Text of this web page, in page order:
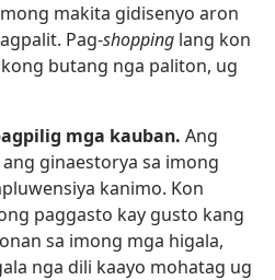
makita gidisenyo aron
Pag-shopping lang kon
butang nga paliton, ug
mga kauban. Ang
ginaestorya sa imong
kanimo. Kon
paggasto kay gusto kang
sa imong mga higala,
nga dili kaayo mohatag ug